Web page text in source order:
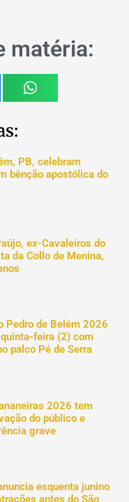
matéria:
PB, celebram
bênção apostólica do
ex-Cavaleiros do
da Collo de Menina,
Pedro de Belém 2026
feira (2) com
palco Pé de Serra
2026 tem
do público e
grave
esquenta junino
antes do São